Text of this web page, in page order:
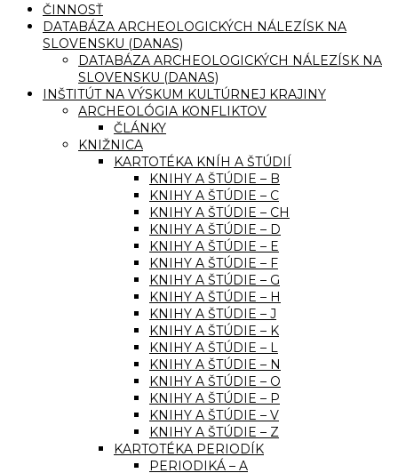
ČINNOSŤ
DATABÁZA ARCHEOLOGICKÝCH NÁLEZÍSK NA
SLOVENSKU (DANAS)
DATABÁZA ARCHEOLOGICKÝCH NÁLEZÍSK NA
SLOVENSKU (DANAS)
INŠTITÚT NA VÝSKUM KULTÚRNEJ KRAJINY
ARCHEOLÓGIA KONFLIKTOV
ČLÁNKY
KNIŽNICA
KARTOTÉKA KNÍH A ŠTÚDIÍ
KNIHY A ŠTÚDIE – B
KNIHY A ŠTÚDIE – C
KNIHY A ŠTÚDIE – CH
KNIHY A ŠTÚDIE – D
KNIHY A ŠTÚDIE – E
KNIHY A ŠTÚDIE – F
KNIHY A ŠTÚDIE – G
KNIHY A ŠTÚDIE – H
KNIHY A ŠTÚDIE – J
KNIHY A ŠTÚDIE – K
KNIHY A ŠTÚDIE – L
KNIHY A ŠTÚDIE – N
KNIHY A ŠTÚDIE – O
KNIHY A ŠTÚDIE – P
KNIHY A ŠTÚDIE – V
KNIHY A ŠTÚDIE – Z
KARTOTÉKA PERIODÍK
PERIODIKÁ – A